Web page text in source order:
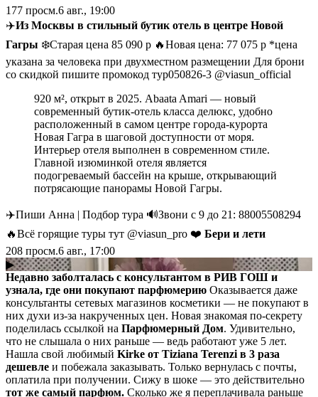
177 просм.6 авг., 19:00
✈️Из Москвы в стильный бутик отель в центре Новой
Гагры ❄️Старая цена 85 090 р 🔥Новая цена: 77 075 p *цена
указана за человека при двухместном размещении Для брони
со скидкой пишите промокод тур050826-3 @viasun_official
920 м², открыт в 2025. Abaata Amari — новый
современный бутик-отель класса делюкс, удобно
расположенный в самом центре города-курорта
Новая Гагра в шаговой доступности от моря.
Интерьер отеля выполнен в современном стиле.
Главной изюминкой отеля является
подогреваемый бассейн на крыше, открывающий
потрясающие панорамы Новой Гагры.
✈️Пиши Анна | Подбор тура 🔊Звони с 9 до 21: 88005508294
🔥Всё горящие туры тут @viasun_pro ❤️ Бери и лети
208 просм.6 авг., 17:00
▶
Недавно заболталась с консультантом в РИВ ГОШ и
узнала, где они покупают парфюмерию Оказывается даже
консультанты сетевых магазинов косметики — не покупают в
них духи из-за накрученных цен. Новая знакомая по-секрету
поделилась ссылкой на Парфюмерный Дом. Удивительно,
что не слышала о них раньше — ведь работают уже 5 лет.
Нашла свой любимый Kirke от Tiziana Terenzi в 3 раза
дешевле и побежала заказывать. Только вернулась с почты,
оплатила при получении. Сижу в шоке — это действительно
тот же самый парфюм. Сколько же я переплачивала раньше